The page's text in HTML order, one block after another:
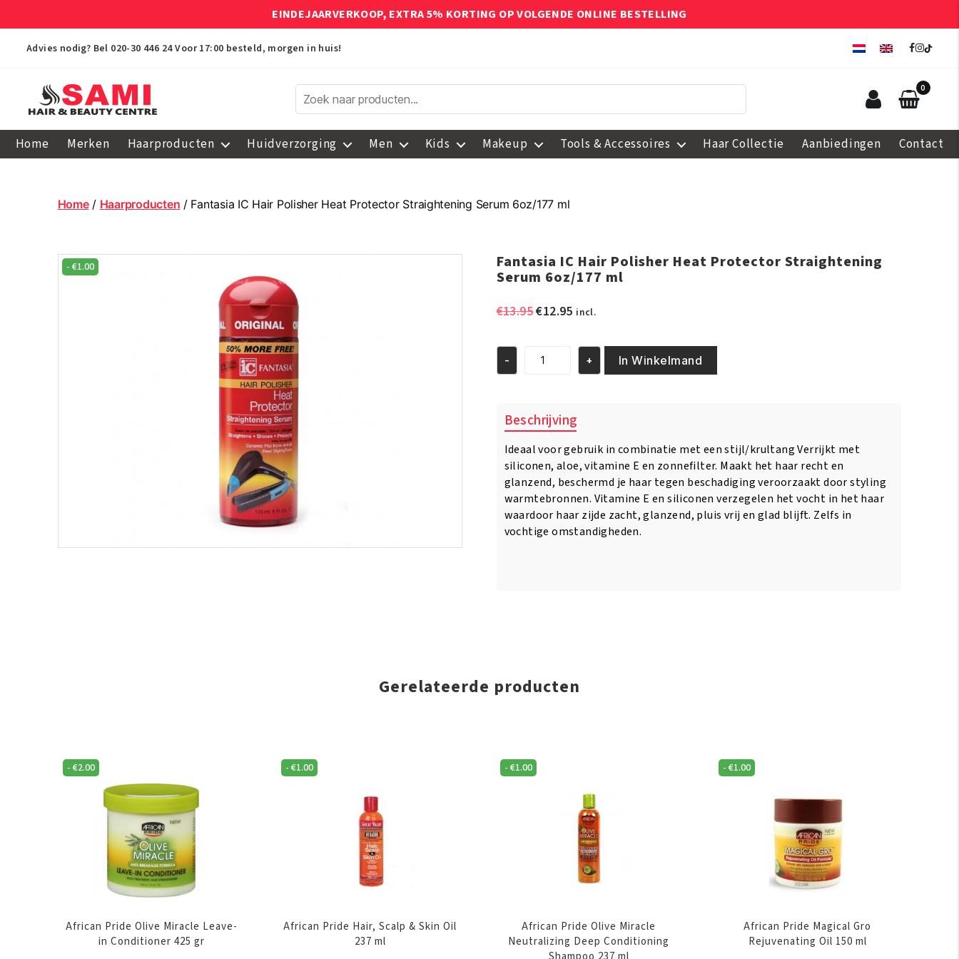
EINDEJAARVERKOOP, EXTRA 5% KORTING OP VOLGENDE ONLINE BESTELLING
Advies nodig? Bel 020-30 446 24 Voor 17:00 besteld, morgen in huis!
Hair
Centre
0
Home Merken Haarproducten Huidverzorging Men Kids Makeup Tools & Accessoires Haar Collectie Aanbiedingen Contact
Home/ Haarproducten / Fantasia IC Hair Polisher Heat Protector Straightening Serum 6oz/177 ml
- €1.00 Fantasia IC Hair Polisher Heat Protector Straightening
Serum 6oz/177 ml
€13.95Oorspronkelijke
€13.95.
€12.95Huidige
is:
€12.95.
incl.
Fantasia
Heat
Straightening
Serum
6oz/177
ml
- + In Winkelmand
Beschrijving
Ideaal voor gebruik in combinatie met een stijl/krultang Verrijkt met
siliconen, aloe, vitamine E en zonnefilter. Maakt het haar recht en
glanzend, beschermd je haar tegen beschadiging veroorzaakt door styling
warmtebronnen. Vitamine E en siliconen verzegelen het vocht in het haar
waardoor haar zijde zacht, glanzend, pluis vrij en glad blijft. Zelfs in
vochtige omstandigheden.
Gerelateerde producten
- €2.00
African Pride Olive Miracle Leave-
in Conditioner 425 gr
-€1.00
African Pride Hair, Scalp & Skin Oil
237 ml
- €1.00
African Pride Olive Miracle
Neutralizing Deep Conditioning
-€1.00
African Pride Magical Gro
Rejuvenating Oil 150 ml